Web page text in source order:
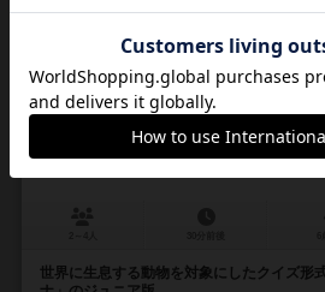
ファウナ ジュ
世界に生息する動物を対象にしたクイズ形